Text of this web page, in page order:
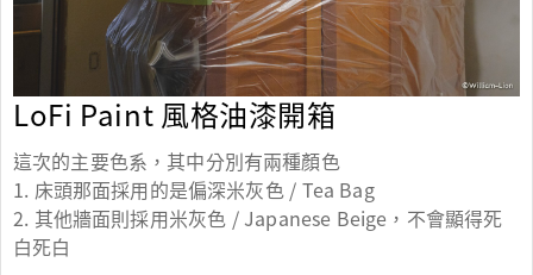
LoFi Paint 風格油漆開箱
這次的主要色系，其中分別有兩種顏色
1. 床頭那面採用的是偏深米灰色 / Tea Bag
2. 其他牆面則採用米灰色 / Japanese Beige，不會顯得死
白死白